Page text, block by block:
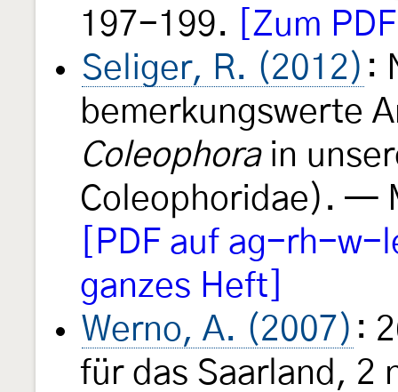
197-199.
[Zum
Seliger, R. (2012) :
bemerkungswerte
Coleophorain
Coleophoridae). —
[PDF auf ag-rh-
ganzes Heft]
Werno, A. (2007) :
für das Saarland, 2